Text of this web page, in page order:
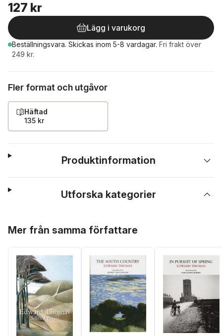
127 kr
Lägg i varukorg
Beställningsvara. Skickas inom 5-8 vardagar. Fri frakt över
249 kr.
Fler format och utgåvor
Häftad
135 kr
Produktinformation
Utforska kategorier
Mer från samma författare